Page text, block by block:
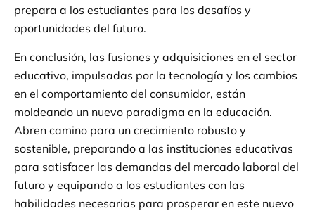
prepara a los estudiantes para los desafíos y
oportunidades del futuro.
En conclusión, las fusiones y adquisiciones en el sector
educativo, impulsadas por la tecnología y los cambios
en el comportamiento del consumidor, están
moldeando un nuevo paradigma en la educación.
Abren camino para un crecimiento robusto y
sostenible, preparando a las instituciones educativas
para satisfacer las demandas del mercado laboral del
futuro y equipando a los estudiantes con las
habilidades necesarias para prosperar en este nuevo